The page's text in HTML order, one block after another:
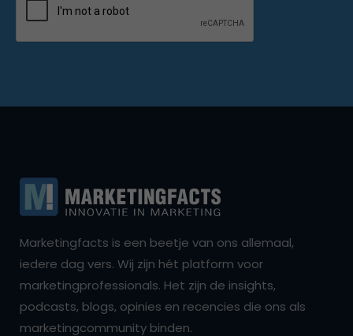
Marketingfacts is een beetje van ons allemaal,
iedere dag vers. Wij zijn hét platform voor
marketingprofessionals. Het zijn de insights,
podcasts, blogs, opinies en recencies die ons als
marketingcommunity binden.